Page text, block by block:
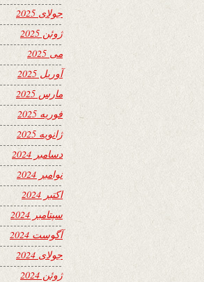
جولای 2025
ژوئن 2025
می 2025
آوریل 2025
مارس 2025
فوریه 2025
ژانویه 2025
دسامبر 2024
نوامبر 2024
اکتبر 2024
سپتامبر 2024
آگوست 2024
جولای 2024
ژوئن 2024